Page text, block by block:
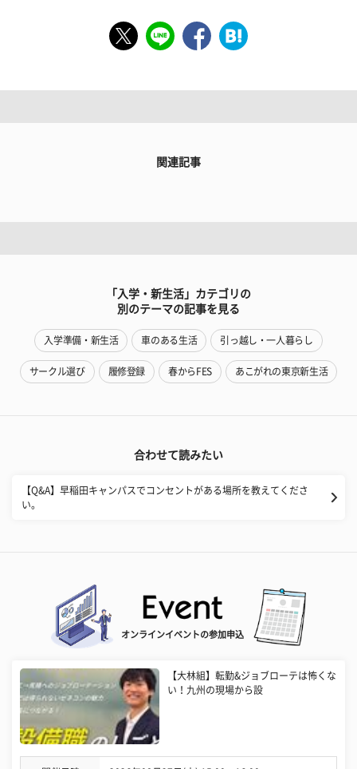
関連記事
「入学・新生活」カテゴリの
別のテーマの記事を見る
入学準備・新生活 車のある生活 引っ越し・一人暮らし
サークル選び 履修登録 春からFES あこがれの東京新生活
合わせて読みたい
【Q&A】早稲田キャンパスでコンセントがある場所を教えてくださ
い。
オンラインイベントの参加申込
【大林組】転勤&ジョブローテは怖くな
い！九州の現場から設